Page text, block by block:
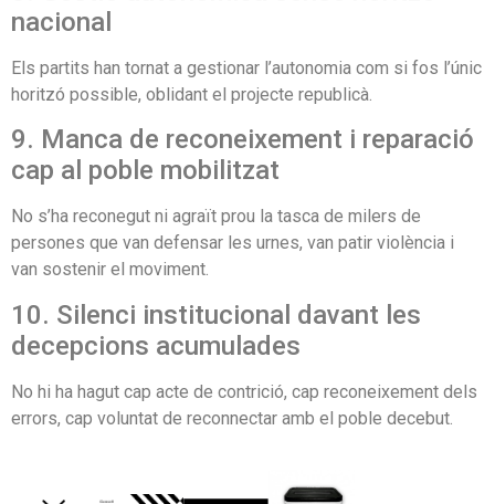
nacional
Els partits han tornat a gestionar l’autonomia com si fos l’únic
horitzó possible, oblidant el projecte republicà.
9. Manca de reconeixement i reparació
cap al poble mobilitzat
No s’ha reconegut ni agraït prou la tasca de milers de
persones que van defensar les urnes, van patir violència i
van sostenir el moviment.
10. Silenci institucional davant les
decepcions acumulades
No hi ha hagut cap acte de contrició, cap reconeixement dels
errors, cap voluntat de reconnectar amb el poble decebut.